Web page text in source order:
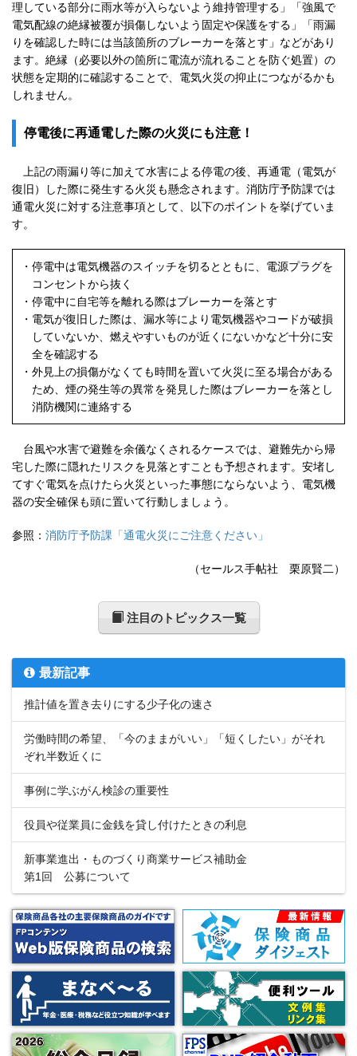
理している部分に雨水等が入らないよう維持管理する」「強風で
電気配線の絶縁被覆が損傷しないよう固定や保護をする」「雨漏
りを確認した時には当該箇所のブレーカーを落とす」などがあり
ます。絶縁（必要以外の箇所に電流が流れることを防ぐ処置）の
状態を定期的に確認することで、電気火災の抑止につながるかも
しれません。
停電後に再通電した際の火災にも注意！
上記の雨漏り等に加えて水害による停電の後、再通電（電気が
復旧）した際に発生する火災も懸念されます。消防庁予防課では
通電火災に対する注意事項として、以下のポイントを挙げていま
す。
・ 停電中は電気機器のスイッチを切るとともに、電源プラグを
コンセントから抜く
・ 停電中に自宅等を離れる際はブレーカーを落とす
・ 電気が復旧した際は、漏水等により電気機器やコードが破損
していないか、燃えやすいものが近くにないかなど十分に安
全を確認する
・ 外見上の損傷がなくても時間を置いて火災に至る場合がある
ため、煙の発生等の異常を発見した際はブレーカーを落とし
消防機関に連絡する
台風や水害で避難を余儀なくされるケースでは、避難先から帰
宅した際に隠れたリスクを見落とすことも予想されます。安堵し
てすぐ電気を点けたら火災といった事態にならないよう、電気機
器の安全確保も頭に置いて行動しましょう。
参照： 消防庁予防課「通電火災にご注意ください」
（セールス手帖社 栗原賢二）
注目のトピックス一覧
最新記事
推計値を置き去りにする少子化の速さ
労働時間の希望、「今のままがいい」「短くしたい」がそれ
ぞれ半数近くに
事例に学ぶがん検診の重要性
役員や従業員に金銭を貸し付けたときの利息
新事業進出・ものづくり商業サービス補助金
第1回 公募について